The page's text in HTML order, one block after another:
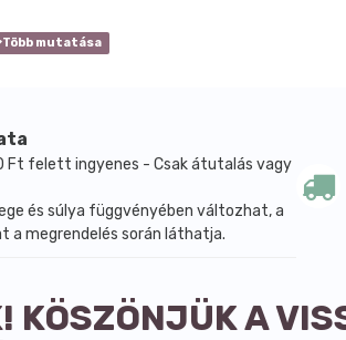
Ft felett ingyenes - Csak átutalás vagy
és súlya függvényében változhat, a
a megrendelés során láthatja.
KÖSZÖNJÜK A